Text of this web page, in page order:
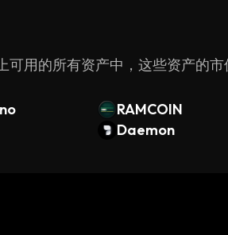
可用的所有资产中，这些资产的市
RAMCOIN
Daemon